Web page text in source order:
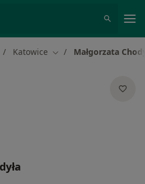
Katowice Zmień miasto
Małgorzata